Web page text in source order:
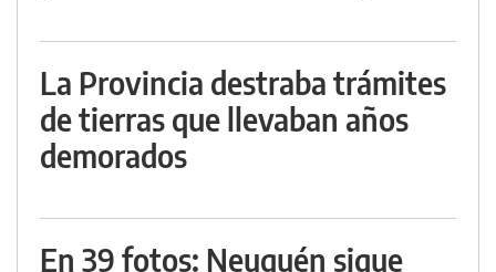
La Provincia destraba trámites
de tierras que llevaban años
demorados
En 39 fotos: Neuquén sigue